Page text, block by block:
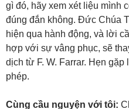
gì đó, hãy xem xét liệu mình
đúng đắn không. Đức Chúa
hiện qua hành động, và lời
hợp với sự vâng phục, sẽ
dịch từ F. W. Farrar. Hẹn
phép.
Cùng cầu nguyện với tôi: